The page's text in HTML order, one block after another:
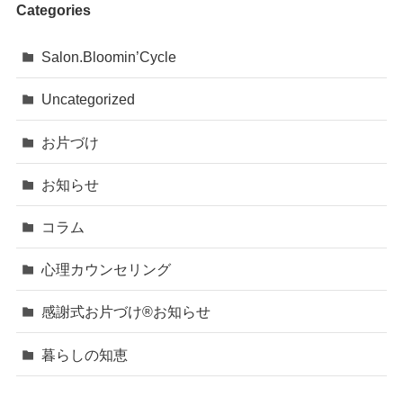
Categories
Salon.Bloomin’Cycle
Uncategorized
お片づけ
お知らせ
コラム
心理カウンセリング
感謝式お片づけ®お知らせ
暮らしの知恵